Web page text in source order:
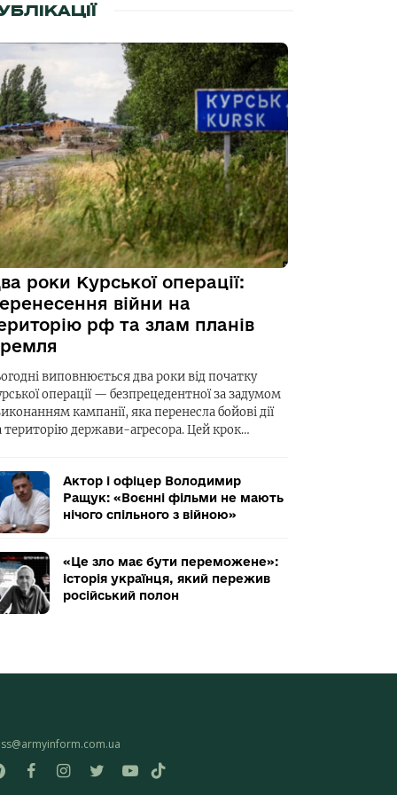
роки Курської операції:
війни на
рф та злам планів
виповнюється два роки від початку
операції — безпрецедентної за задумом
кампанії, яка перенесла бойові дії
територію держави-агресора. Цей крок…
Актор і офіцер Володимир
Ращук: «Воєнні фільми не мають
нічого спільного з війною»
«Це зло має бути переможене»:
історія українця, який пережив
російський полон